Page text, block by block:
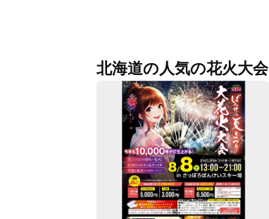
北海道の人気の花火大会